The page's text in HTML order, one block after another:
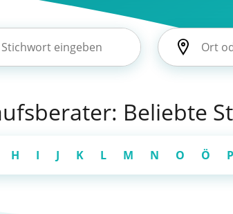
Beliebte
H I J K L M N O Ö P